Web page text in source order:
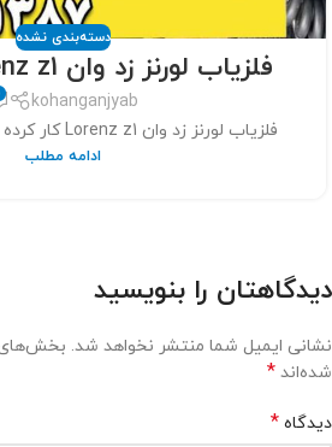
دسته‌بندی نشده
فلزیاب لورنز زد وان Lorenz z1 کار کرده
kohanganjyab
فلزیاب لورنز زد وان Lorenz z1 کار کرده فلزیاب لورنز زد وان ...
ادامه مطلب
دیدگاهتان را بنویسید
نشانی ایمیل شما منتشر نخواهد شد. بخش‌های
شده‌اند *
دیدگاه *